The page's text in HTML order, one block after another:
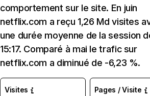
comportement sur le site. En juin
netflix.com a reçu 1,26 Md visites
une durée moyenne de la session
15:17. Comparé à mai le trafic sur
netflix.com a diminué de -6,23 %.
Visites Pages / Visite